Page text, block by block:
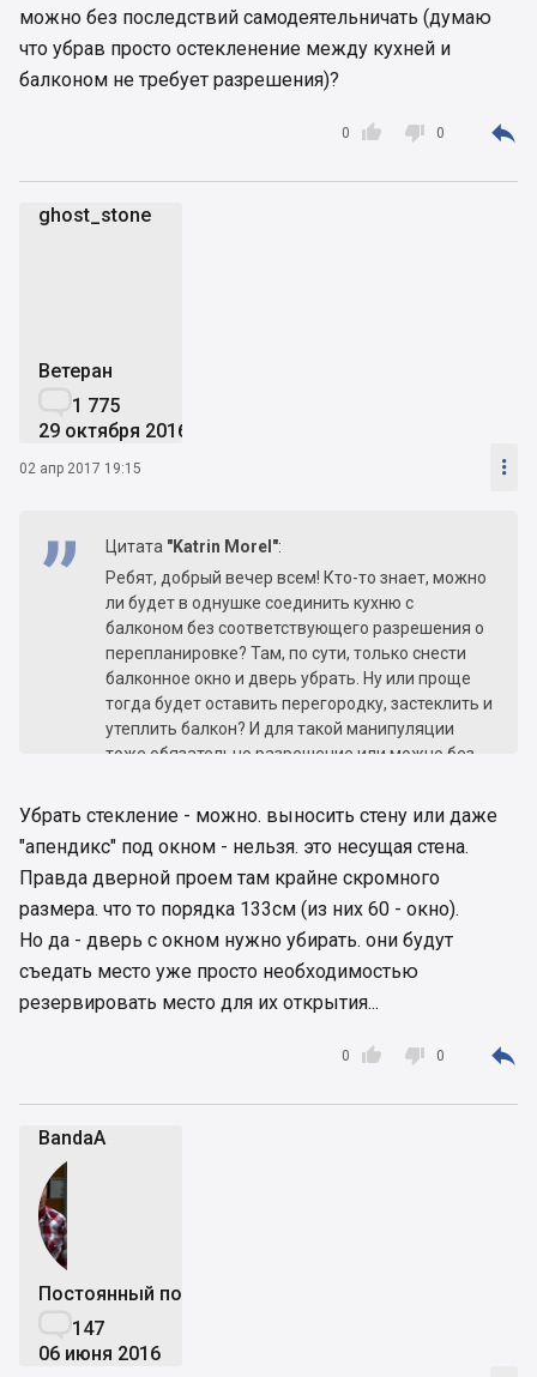
можно без последствий самодеятельничать (думаю
что убрав просто остекленение между кухней и
балконом не требует разрешения)?

0  0 
ghost_stone
Ветеран
1 775
29 октября 2016
02 апр 2017 19:15 
Цитата "Katrin Morel":
Ребят, добрый вечер всем! Кто-то знает, можно
ли будет в однушке соединить кухню с
балконом без соответствующего разрешения о
перепланировке? Там, по сути, только снести
балконное окно и дверь убрать. Ну или проще
тогда будет оставить перегородку, застеклить и
утеплить балкон? И для такой манипуляции
тоже обязательно разрешение или можно без
Убрать стекление - можно. выносить стену или даже
"апендикс" под окном - нельзя. это несущая стена.
Правда дверной проем там крайне скромного
размера. что то порядка 133см (из них 60 - окно).
Но да - дверь с окном нужно убирать. они будут
съедать место уже просто необходимостью
резервировать место для их открытия...

0  0 
BandaA
Постоянный пользователь
147
06 июня 2016